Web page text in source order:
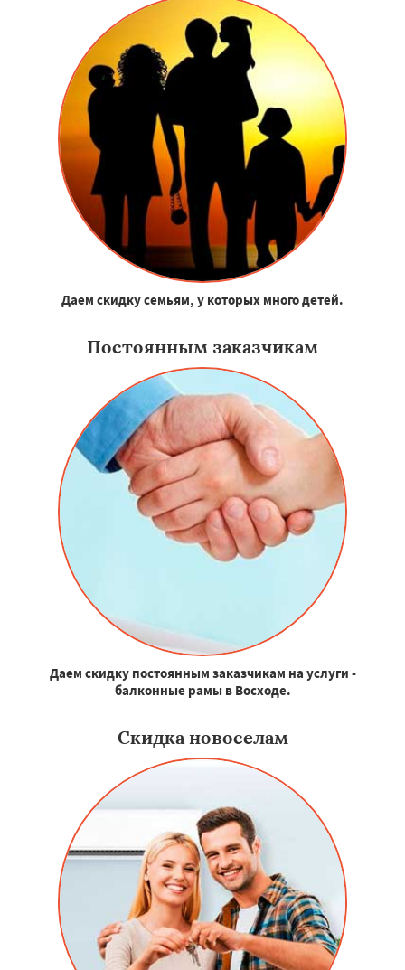
Даем скидку семьям, у которых много детей.
Постоянным заказчикам
Даем скидку постоянным заказчикам на услуги -
балконные рамы в Восходе.
Скидка новоселам